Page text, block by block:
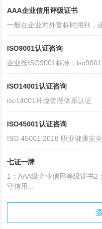
AAA企业信用评级证书
一般在企业对外竞标时用到，
ISO9001认证咨询
企业按ISO9001标准，
ISO14001认证咨询
iso14001环境管理体系认证
ISO45001认证咨询
ISO 45001:2018 职业健康安
七证一牌
1：AAA级企业信用等级证书2
守信用...